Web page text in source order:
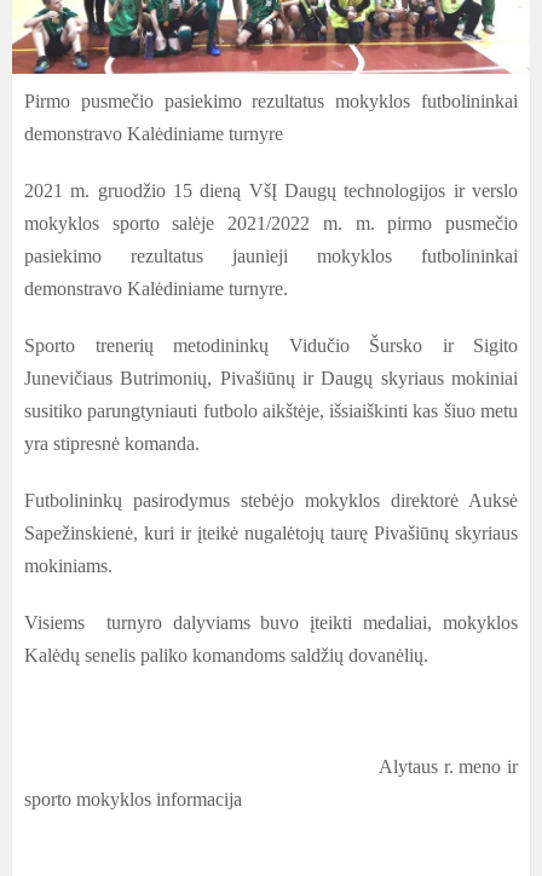
Pirmo pusmečio pasiekimo rezultatus mokyklos futbolininkai
demonstravo Kalėdiniame turnyre
2021 m. gruodžio 15 dieną VšĮ Daugų technologijos ir verslo
mokyklos sporto salėje 2021/2022 m. m. pirmo pusmečio
pasiekimo rezultatus jaunieji mokyklos futbolininkai
demonstravo Kalėdiniame turnyre.
Sporto trenerių metodininkų Vidučio Šursko ir Sigito
Junevičiaus Butrimonių, Pivašiūnų ir Daugų skyriaus mokiniai
susitiko parungtyniauti futbolo aikštėje, išsiaiškinti kas šiuo metu
yra stipresnė komanda.
Futbolininkų pasirodymus stebėjo mokyklos direktorė Auksė
Sapežinskienė, kuri ir įteikė nugalėtojų taurę Pivašiūnų skyriaus
mokiniams.
Visiems turnyro dalyviams buvo įteikti medaliai, mokyklos
Kalėdų senelis paliko komandoms saldžių dovanėlių.
Alytaus r. meno ir
sporto mokyklos informacija